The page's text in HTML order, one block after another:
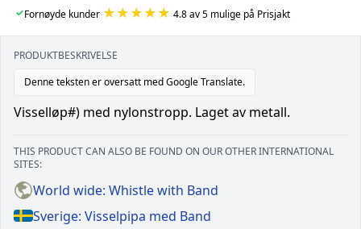
✓Fornøyde kunder ★★★★★ 4.8 av 5 mulige på Prisjakt
PRODUKTBESKRIVELSE
Denne teksten er oversatt med Google Translate.
Visselløp#) med nylonstropp. Laget av metall.
THIS PRODUCT CAN ALSO BE FOUND ON OUR OTHER INTERNATIONAL
SITES:
World wide: Whistle with Band
Sverige: Visselpipa med Band